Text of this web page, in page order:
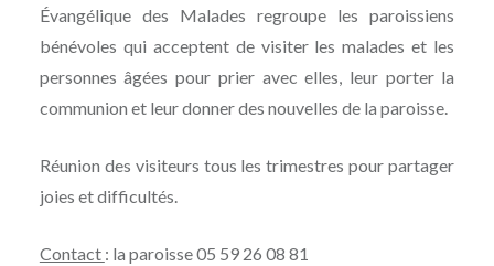
Évangélique des Malades regroupe les paroissiens
bénévoles qui acceptent de visiter les malades et les
personnes âgées pour prier avec elles, leur porter la
communion et leur donner des nouvelles de la paroisse.
Réunion des visiteurs tous les trimestres pour partager
joies et difficultés.
Contact : la paroisse 05 59 26 08 81